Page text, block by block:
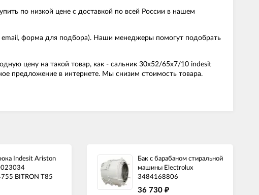
по низкой цене с доставкой по всей России в нашем
форма для подбора). Наши менеджеры помогут подобрать
цену на такой товар, как - сальник 30x52/65x7/10 indesit
предложение в интернете. Мы снизим стоимость товара.
Indesit Ariston
BITRON T85
Бак с барабаном стиральной
машины Electrolux
3484168806
36 730 ₽